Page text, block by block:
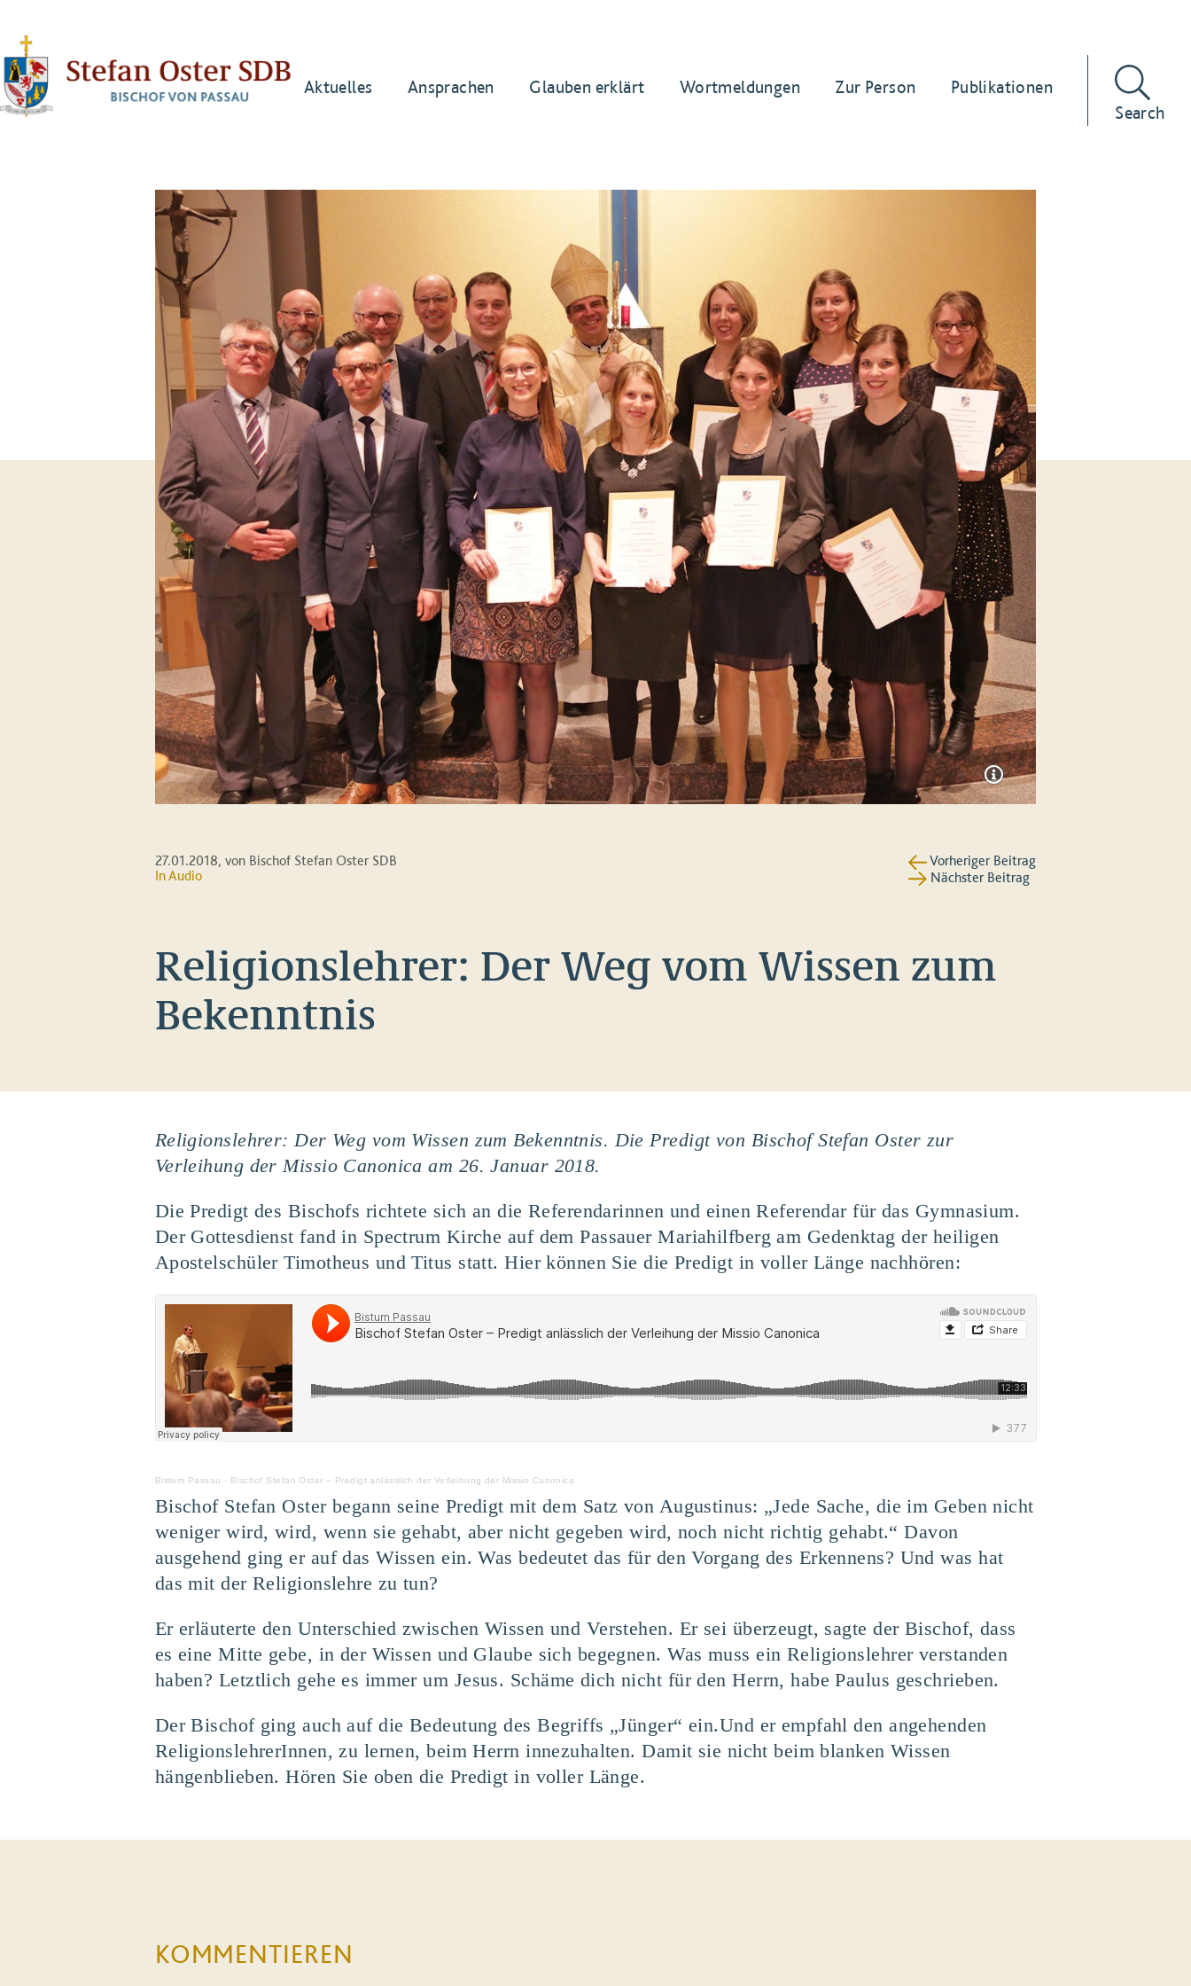
Aktuelles Ansprachen Glauben erklärt Wortmeldungen Zur Person
Publikationen
Search
27.01.2018, von Bischof Stefan Oster SDB
In Audio
Vorheriger Beitrag
Nächster Beitrag
Religionslehrer: Der Weg vom Wissen zum
Bekenntnis
Religionslehrer: Der Weg vom Wissen zum Bekenntnis. Die Predigt von Bischof Stefan Oster zur
Verleihung der Missio Canonica am 26. Januar 2018.
Die Predigt des Bischofs richtete sich an die Referendarinnen und einen Referendar für das Gymnasium.
Der Gottesdienst fand in Spectrum Kirche auf dem Passauer Mariahilfberg am Gedenktag der heiligen
Apostelschüler Timotheus und Titus statt. Hier können Sie die Predigt in voller Länge nachhören:
Bistum Passau · Bischof Stefan Oster – Predigt anlässlich der Verleihung der Missio Canonica
Bischof Stefan Oster begann seine Predigt mit dem Satz von Augustinus: „Jede Sache, die im Geben nicht
weniger wird, wird, wenn sie gehabt, aber nicht gegeben wird, noch nicht richtig gehabt.“ Davon
ausgehend ging er auf das Wissen ein. Was bedeutet das für den Vorgang des Erkennens? Und was hat
das mit der Religionslehre zu tun?
Er erläuterte den Unterschied zwischen Wissen und Verstehen. Er sei überzeugt, sagte der Bischof, dass
es eine Mitte gebe, in der Wissen und Glaube sich begegnen. Was muss ein Religionslehrer verstanden
haben? Letztlich gehe es immer um Jesus. Schäme dich nicht für den Herrn, habe Paulus geschrieben.
Der Bischof ging auch auf die Bedeutung des Begriffs „Jünger“ ein.Und er empfahl den angehenden
ReligionslehrerInnen, zu lernen, beim Herrn innezuhalten. Damit sie nicht beim blanken Wissen
hängenblieben. Hören Sie oben die Predigt in voller Länge.
KOMMENTIEREN